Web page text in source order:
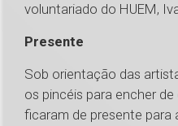
voluntariado do HUEM,
Presente
Sob orientação das
os pincéis para encher
ficaram de presente para